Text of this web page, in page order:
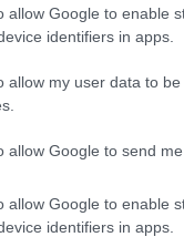
allow Google to enable
identifiers in apps.
allow my user data to
allow Google to send
allow Google to enable
identifiers in apps.
llegan incluso a
Temperaturas
los que viajan
France-Presse
, el
China y